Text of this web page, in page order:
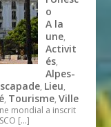
o
A la
une,
Activit
és,
Alpes-
, Lieu,
, Tourisme,Ville
mondial a inscrit
[…]